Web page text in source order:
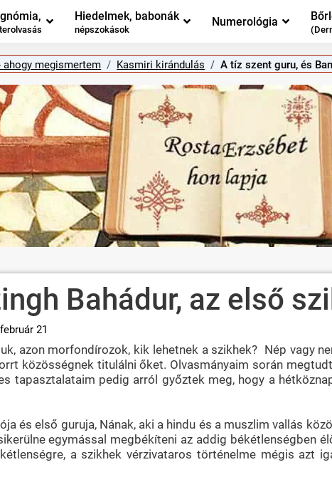
Hiedelmek, babonák
népszokások
Numerológia
ahogy megismertem Kasmiri kirándulás A tíz szent guru, és
Bahádur, az első
21
azon morfondírozok, kik lehetnek a szikhek? Nép vagy
közösségnek titulálni őket. Olvasmányaim során
tapasztalataim pedig arról győztek meg, hogy a
és első guruja, Nának, aki a hindu és a muszlim vallás
egymással megbékíteni az addig békétlenségben
a szikhek vérzivataros történelme mégis azt